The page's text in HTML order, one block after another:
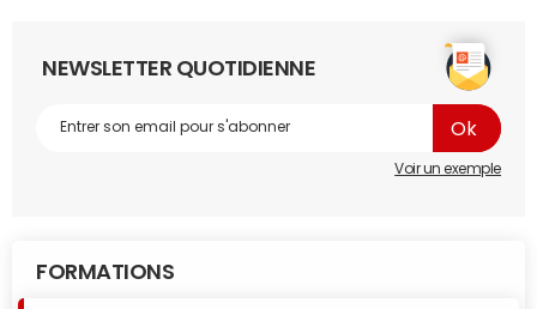
NEWSLETTER QUOTIDIENNE
Voir un exemple
FORMATIONS